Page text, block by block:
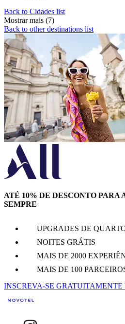
Back to Cidades list
Mostrar mais (7)
Back to other destinations list
ATÉ 10% DE DESCONTO PARA
SEMPRE
UPGRADES DE
NOITES GRÁTIS
MAIS DE 2000
MAIS DE 100
INSCREVA-SE GRATUITAMENTE